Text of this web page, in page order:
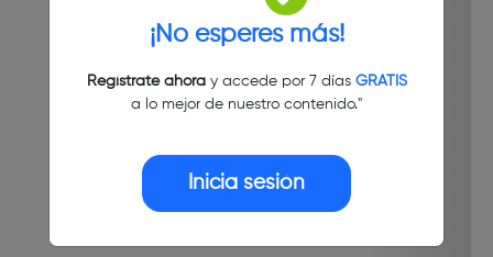
¡No esperes más!
Regístrate ahoray accede por 7 días GRATIS
a lo mejor de nuestro contenido."
Inicia sesión